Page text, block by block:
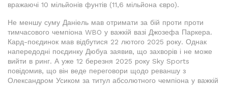
вражаючі 10 мільйонів фунтів (11,6 мільйона євро).
Не меншу суму Даніель мав отримати за бій проти проти
тимчасового чемпіона WBO у важкій вазі Джозефа Паркера.
Кард-поєдинок мав відбутися 22 лютого 2025 року. Однак
напередодні поєдинку Дюбуа заявив, що захворів і не може
вийти в ринг. А уже 12 березня 2025 року Sky Sports
повідомив, що він веде переговори щодо реваншу з
Олександром Усиком за титул абсолютного чемпіона у важкій